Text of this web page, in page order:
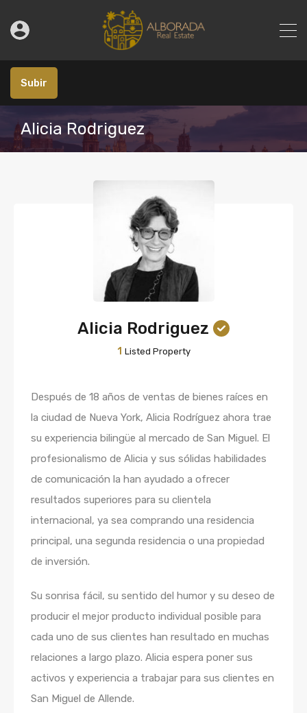
Subir
Alicia Rodriguez
Alicia Rodriguez
1 Listed Property
Después de 18 años de ventas de bienes raíces en
la ciudad de Nueva York, Alicia Rodríguez ahora trae
su experiencia bilingüe al mercado de San Miguel. El
profesionalismo de Alicia y sus sólidas habilidades
de comunicación la han ayudado a ofrecer
resultados superiores para su clientela
internacional, ya sea comprando una residencia
principal, una segunda residencia o una propiedad
de inversión.
Su sonrisa fácil, su sentido del humor y su deseo de
producir el mejor producto individual posible para
cada uno de sus clientes han resultado en muchas
relaciones a largo plazo. Alicia espera poner sus
activos y experiencia a trabajar para sus clientes en
San Miguel de Allende.